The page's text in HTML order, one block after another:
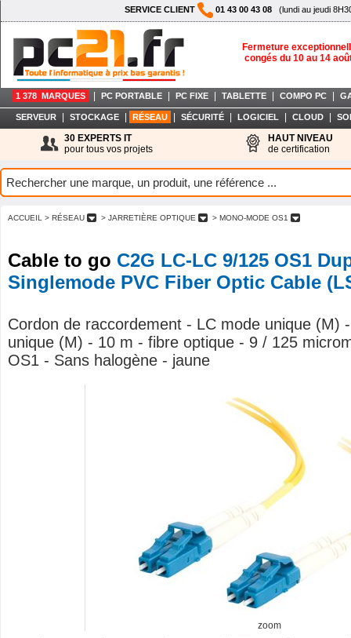
SERVICE CLIENT 01 43 00 43 08 (lundi au jeudi
Fermeture
congés du 10 au 14
1 378 MARQUES PC PORTABLE PC FIXE TABLETTE COMPO PC
SERVEUR STOCKAGE RÉSEAU SÉCURITÉ LOGICIEL CLOUD
30 EXPERTS IT
pour tous vos projets
HAUT NIVEAU
de certification
ACCUEIL > RÉSEAU > JARRETIÈRE OPTIQUE > MONO-MODE OS1
Cable to go C2G LC-LC 9/125 OS1
Singlemode PVC Fiber Optic Cable
Cordon de raccordement - LC mode unique (M)
unique (M) - 10 m - fibre optique - 9 / 125
OS1 - Sans halogène - jaune
zoom